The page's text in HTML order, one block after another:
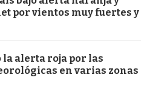
por vientos muy fuertes y
alerta roja por las
en varias zonas